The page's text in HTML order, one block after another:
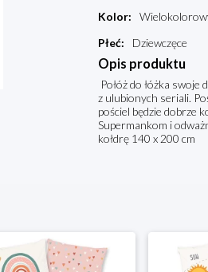
Kolor:
Płeć: Dziewczęce
Opis produktu
Połóż do łóżka
z ulubionych seriali.
pościel będzie dobrze
Supermankom i
kołdrę 140 x 200 cm